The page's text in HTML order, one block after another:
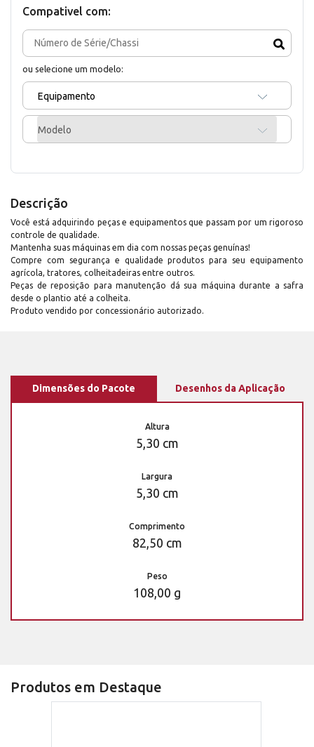
Compativel com:
ou selecione um modelo:
Equipamento
Modelo
Descrição
Você está adquirindo peças e equipamentos que passam por um rigoroso
controle de qualidade.
Mantenha suas máquinas em dia com nossas peças genuínas!
Compre com segurança e qualidade produtos para seu equipamento
agrícola, tratores, colheitadeiras entre outros.
Peças de reposição para manutenção dá sua máquina durante a safra
desde o plantio até a colheita.
Produto vendido por concessionário autorizado.
Dimensões do Pacote Desenhos da Aplicação
Altura
5,30 cm
Largura
5,30 cm
Comprimento
82,50 cm
Peso
108,00 g
Produtos em Destaque